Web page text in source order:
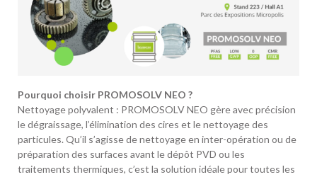
Pourquoi choisir PROMOSOLV NEO ?
Nettoyage polyvalent : PROMOSOLV NEO gère avec précision
le dégraissage, l’élimination des cires et le nettoyage des
particules. Qu’il s’agisse de nettoyage en inter-opération ou de
préparation des surfaces avant le dépôt PVD ou les
traitements thermiques, c’est la solution idéale pour toutes les